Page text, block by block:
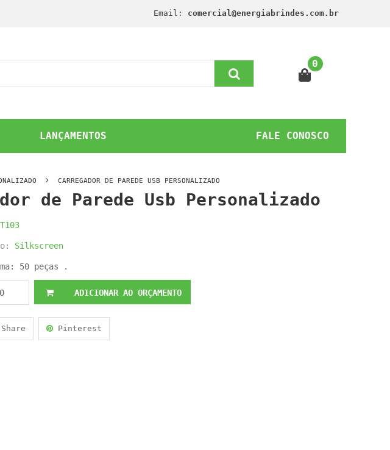
Email: comercial@energiabrindes.com.br
0
LANÇAMENTOS FALE CONOSCO
CARREGADOR DE PAREDE USB PERSONALIZADO
de Parede Usb Personalizado
Silkscreen
50 peças .
ADICIONAR AO ORÇAMENTO
Pinterest